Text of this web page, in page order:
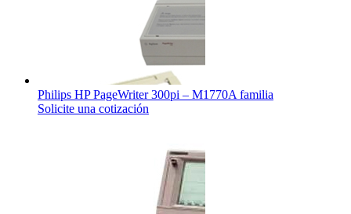
Philips HP PageWriter 300pi – M1770A familia
Solicite una cotización